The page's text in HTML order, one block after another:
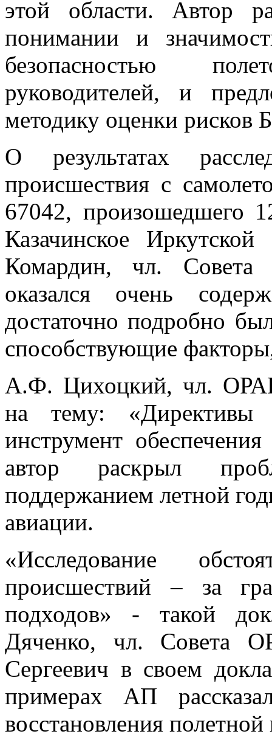
этой области. Автор
понимании и
безопасностью
руководителей, и
методику оценки рисков
О результатах
происшествия с
67042, произошедшего
Казачинское
Комардин, чл.
оказался очень
достаточно подробно
способствующие
А.Ф. Цихоцкий, чл.
на тему: «Директивы
инструмент
автор раскрыл
поддержанием летной
авиации.
«Исследование
происшествий – за
подходов» - такой
Дяченко, чл. Совета
Сергеевич в своем
примерах АП
восстановления